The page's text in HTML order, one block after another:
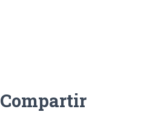
Compartir